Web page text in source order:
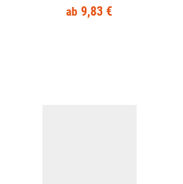
9,83 €